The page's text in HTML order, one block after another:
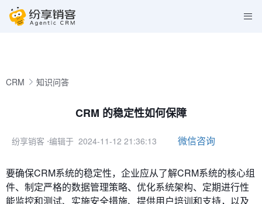
CRM 知识问答
CRM 的稳定性如何保障
纷享销客 ⋅编辑于 2024-11-12 21:36:13 微信咨询
要确保CRM系统的稳定性，企业应从了解CRM系统的核心组
件、制定严格的数据管理策略、优化系统架构、定期进行性
能监控和测试、实施安全措施、提供用户培训和支持，以及